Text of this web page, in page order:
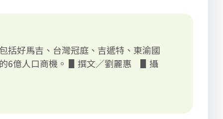
括好馬吉、台灣冠庭、吉遞特、東渝國
的6億人口商機。 ▋撰文／劉麗惠 ▋攝